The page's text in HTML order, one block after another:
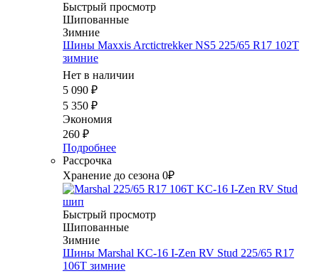
Быстрый просмотр
Шипованные
Зимние
Шины Maxxis Arctictrekker NS5 225/65 R17 102T
зимние
Нет в наличии
5 090 ₽
5 350 ₽
Экономия
260 ₽
Подробнее
Рассрочка
Хранение до сезона 0₽
Быстрый просмотр
Шипованные
Зимние
Шины Marshal KC-16 I-Zen RV Stud 225/65 R17
106T зимние